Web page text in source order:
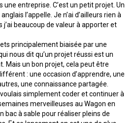
une entreprise. C’est un petit projet. Un
l’appelle. Je n’ai d’ailleurs rien à
j’ai beaucoup de valeur à apporter et
principalement biaisée par une
nous dit qu’un projet réussi est un
Mais un bon projet, cela peut être
: une occasion d’apprendre, une
une connaissance partagée.
voulais simplement coder et continuer à
merveilleuses au Wagon en
bac à sable pour réaliser pleins de